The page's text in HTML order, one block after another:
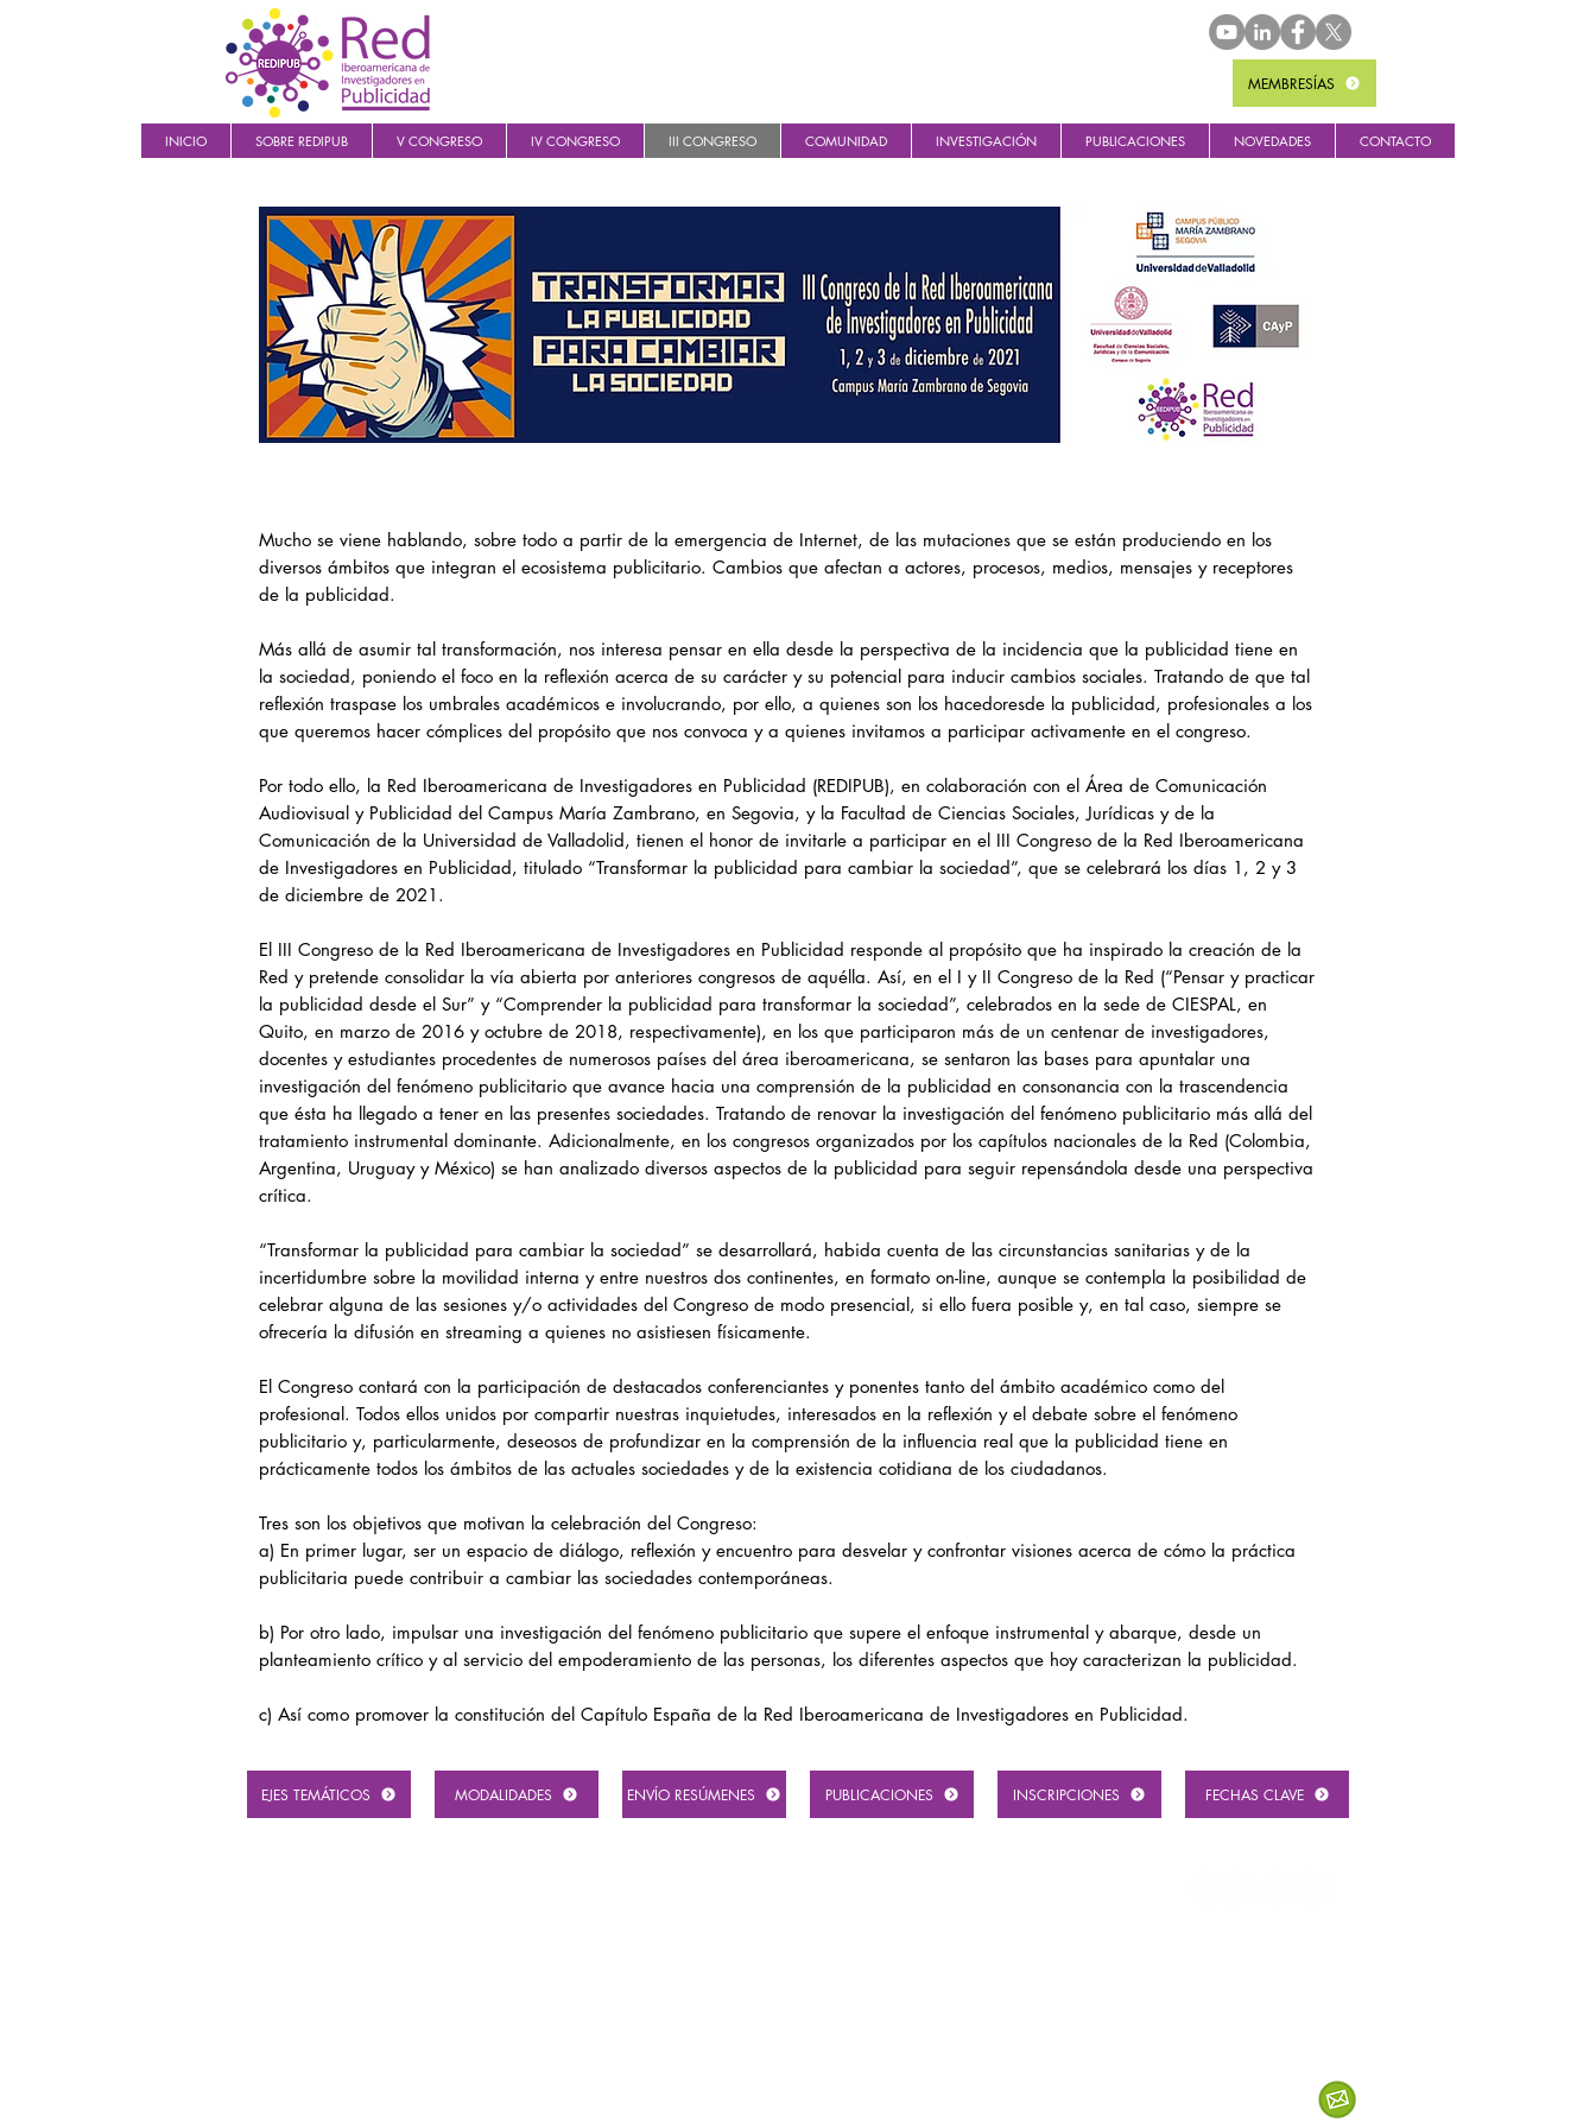
MEMBRESÍAS
INICIO SOBRE REDIPUB V CONGRESO IV CONGRESO III CONGRESO COMUNIDAD INVESTIGACIÓN PUBLICACIONES NOVEDADES CONTACTO
Mucho se viene hablando, sobre todo a partir de la emergencia de Internet, de las mutaciones que se están produciendo en los
diversos ámbitos que integran el ecosistema publicitario. Cambios que afectan a actores, procesos, medios, mensajes y receptores
de la publicidad.
Más allá de asumir tal transformación, nos interesa pensar en ella desde la perspectiva de la incidencia que la publicidad tiene en
la sociedad, poniendo el foco en la reflexión acerca de su carácter y su potencial para inducir cambios sociales. Tratando de que tal
reflexión traspase los umbrales académicos e involucrando, por ello, a quienes son los hacedoresde la publicidad, profesionales a los
que queremos hacer cómplices del propósito que nos convoca y a quienes invitamos a participar activamente en el congreso.
Por todo ello, la Red Iberoamericana de Investigadores en Publicidad (REDIPUB), en colaboración con el Área de Comunicación
Audiovisual y Publicidad del Campus María Zambrano, en Segovia, y la Facultad de Ciencias Sociales, Jurídicas y de la
Comunicación de la Universidad de Valladolid, tienen el honor de invitarle a participar en el III Congreso de la Red Iberoamericana
de Investigadores en Publicidad, titulado “Transformar la publicidad para cambiar la sociedad”, que se celebrará los días 1, 2 y 3
de diciembre de 2021.
El III Congreso de la Red Iberoamericana de Investigadores en Publicidad responde al propósito que ha inspirado la creación de la
Red y pretende consolidar la vía abierta por anteriores congresos de aquélla. Así, en el I y II Congreso de la Red (“Pensar y practicar
la publicidad desde el Sur” y “Comprender la publicidad para transformar la sociedad”, celebrados en la sede de CIESPAL, en
Quito, en marzo de 2016 y octubre de 2018, respectivamente), en los que participaron más de un centenar de investigadores,
docentes y estudiantes procedentes de numerosos países del área iberoamericana, se sentaron las bases para apuntalar una
investigación del fenómeno publicitario que avance hacia una comprensión de la publicidad en consonancia con la trascendencia
que ésta ha llegado a tener en las presentes sociedades. Tratando de renovar la investigación del fenómeno publicitario más allá del
tratamiento instrumental dominante. Adicionalmente, en los congresos organizados por los capítulos nacionales de la Red (Colombia,
Argentina, Uruguay y México) se han analizado diversos aspectos de la publicidad para seguir repensándola desde una perspectiva
crítica.
“Transformar la publicidad para cambiar la sociedad” se desarrollará, habida cuenta de las circunstancias sanitarias y de la
incertidumbre sobre la movilidad interna y entre nuestros dos continentes, en formato on-line, aunque se contempla la posibilidad de
celebrar alguna de las sesiones y/o actividades del Congreso de modo presencial, si ello fuera posible y, en tal caso, siempre se
ofrecería la difusión en streaming a quienes no asistiesen físicamente.
El Congreso contará con la participación de destacados conferenciantes y ponentes tanto del ámbito académico como del
profesional. Todos ellos unidos por compartir nuestras inquietudes, interesados en la reflexión y el debate sobre el fenómeno
publicitario y, particularmente, deseosos de profundizar en la comprensión de la influencia real que la publicidad tiene en
prácticamente todos los ámbitos de las actuales sociedades y de la existencia cotidiana de los ciudadanos.
Tres son los objetivos que motivan la celebración del Congreso:
a) En primer lugar, ser un espacio de diálogo, reflexión y encuentro para desvelar y confrontar visiones acerca de cómo la práctica
publicitaria puede contribuir a cambiar las sociedades contemporáneas.
b) Por otro lado, impulsar una investigación del fenómeno publicitario que supere el enfoque instrumental y abarque, desde un
planteamiento crítico y al servicio del empoderamiento de las personas, los diferentes aspectos que hoy caracterizan la publicidad.
c) Así como promover la constitución del Capítulo España de la Red Iberoamericana de Investigadores en Publicidad.
EJES TEMÁTICOS MODALIDADES ENVÍO RESÚMENES PUBLICACIONES INSCRIPCIONES FECHAS CLAVE